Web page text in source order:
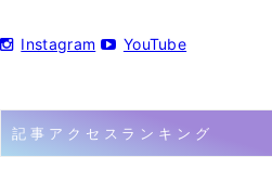
Instagram YouTube
記事アクセスランキング